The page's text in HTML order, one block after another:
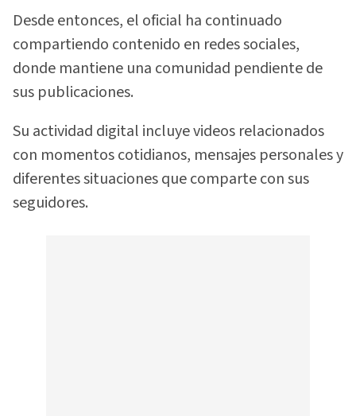
Desde entonces, el oficial ha continuado
compartiendo contenido en redes sociales,
donde mantiene una comunidad pendiente de
sus publicaciones.
Su actividad digital incluye videos relacionados
con momentos cotidianos, mensajes personales y
diferentes situaciones que comparte con sus
seguidores.